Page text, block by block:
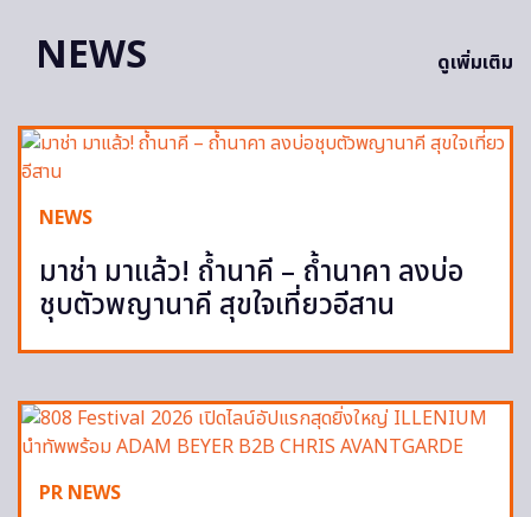
NEWS
ดูเพิ่มเติม
NEWS
มาช่า มาแล้ว! ถ้ำนาคี – ถ้ำนาคา ลงบ่อ
ชุบตัวพญานาคี สุขใจเที่ยวอีสาน
PR NEWS